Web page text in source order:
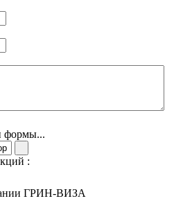
формы...
:
ГРИН-ВИЗА